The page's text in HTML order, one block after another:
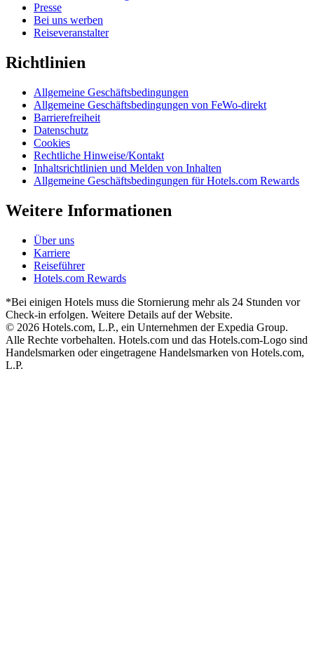
Presse
Bei uns werben
Reiseveranstalter
Richtlinien
Allgemeine Geschäftsbedingungen
Allgemeine Geschäftsbedingungen von FeWo-direkt
Barrierefreiheit
Datenschutz
Cookies
Rechtliche Hinweise/Kontakt
Inhaltsrichtlinien und Melden von Inhalten
Allgemeine Geschäftsbedingungen für Hotels.com Rewards
Weitere Informationen
Über uns
Karriere
Reiseführer
Hotels.com Rewards
*Bei einigen Hotels muss die Stornierung mehr als 24 Stunden vor
Check-in erfolgen. Weitere Details auf der Website.
© 2026 Hotels.com, L.P., ein Unternehmen der Expedia Group.
Alle Rechte vorbehalten. Hotels.com und das Hotels.com-Logo sind
Handelsmarken oder eingetragene Handelsmarken von Hotels.com,
L.P.